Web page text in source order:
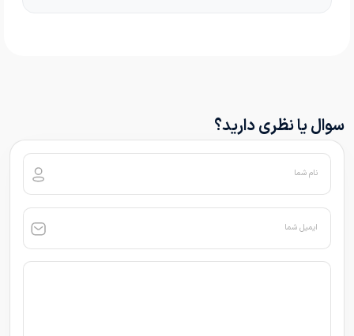
سوال یا نظری دارید؟
نام شما
ایمیل شما